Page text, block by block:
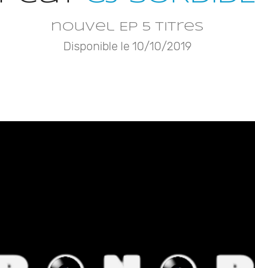
nouvel EP 5 titres
Disponible le 10/10/2019